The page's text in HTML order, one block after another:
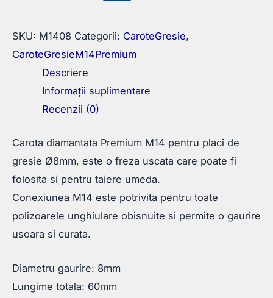
SKU: M1408 Categorii: CaroteGresie,
CaroteGresieM14Premium
Descriere
Informații suplimentare
Recenzii (0)
Carota diamantata Premium M14 pentru placi de
gresie Ø8mm, este o freza uscata care poate fi
folosita si pentru taiere umeda.
Conexiunea M14 este potrivita pentru toate
polizoarele unghiulare obisnuite si permite o gaurire
usoara si curata.
Diametru gaurire: 8mm
Lungime totala: 60mm